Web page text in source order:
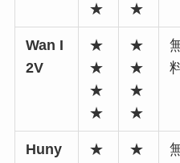
★
★
Wan I
2V
★
★
★
★
★
★
★
★
Huny
★
★